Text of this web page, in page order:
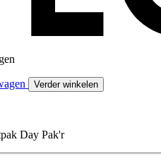
Verder winkelen
Day Pak'r